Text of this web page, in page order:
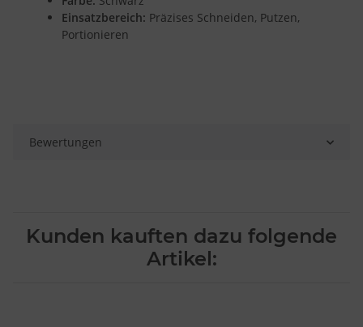
Einsatzbereich: Präzises Schneiden, Putzen,
Portionieren
Bewertungen
Kunden kauften dazu folgende
Artikel:
Verwendung genauer Standortdaten
Endgeräteeigenschaften zur Identifikation aktiv abfragen